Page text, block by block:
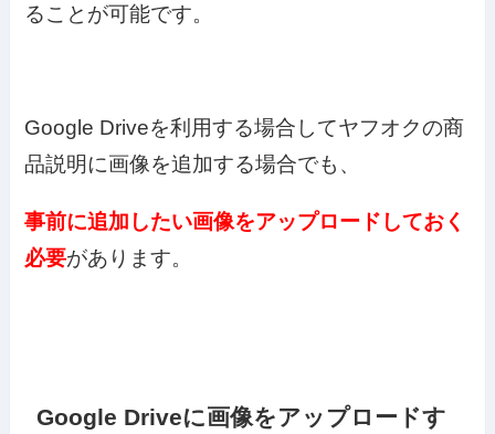
ることが可能です。
Google Driveを利用する場合してヤフオクの商
品説明に画像を追加する場合でも、
事前に追加したい画像をアップロードしておく
必要があります。
Google Driveに画像をアップロードす